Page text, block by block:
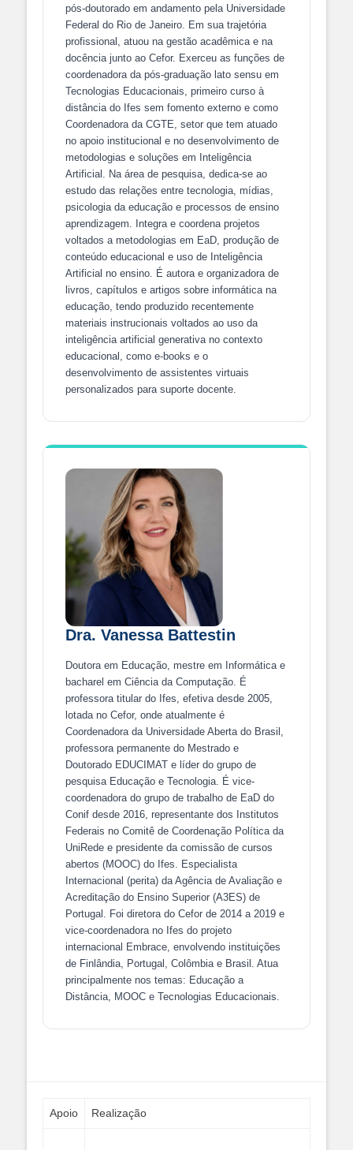
pós-doutorado em andamento pela Universidade
Federal do Rio de Janeiro. Em sua trajetória
profissional, atuou na gestão acadêmica e na
docência junto ao Cefor. Exerceu as funções de
coordenadora da pós-graduação lato sensu em
Tecnologias Educacionais, primeiro curso à
distância do Ifes sem fomento externo e como
Coordenadora da CGTE, setor que tem atuado
no apoio institucional e no desenvolvimento de
metodologias e soluções em Inteligência
Artificial. Na área de pesquisa, dedica-se ao
estudo das relações entre tecnologia, mídias,
psicologia da educação e processos de ensino
aprendizagem. Integra e coordena projetos
voltados a metodologias em EaD, produção de
conteúdo educacional e uso de Inteligência
Artificial no ensino. É autora e organizadora de
livros, capítulos e artigos sobre informática na
educação, tendo produzido recentemente
materiais instrucionais voltados ao uso da
inteligência artificial generativa no contexto
educacional, como e-books e o
desenvolvimento de assistentes virtuais
personalizados para suporte docente.
Dra. Vanessa Battestin
Doutora em Educação, mestre em Informática e
bacharel em Ciência da Computação. É
professora titular do Ifes, efetiva desde 2005,
lotada no Cefor, onde atualmente é
Coordenadora da Universidade Aberta do Brasil,
professora permanente do Mestrado e
Doutorado EDUCIMAT e líder do grupo de
pesquisa Educação e Tecnologia. É vice-
coordenadora do grupo de trabalho de EaD do
Conif desde 2016, representante dos Institutos
Federais no Comitê de Coordenação Política da
UniRede e presidente da comissão de cursos
abertos (MOOC) do Ifes. Especialista
Internacional (perita) da Agência de Avaliação e
Acreditação do Ensino Superior (A3ES) de
Portugal. Foi diretora do Cefor de 2014 a 2019 e
vice-coordenadora no Ifes do projeto
internacional Embrace, envolvendo instituições
de Finlândia, Portugal, Colômbia e Brasil. Atua
principalmente nos temas: Educação a
Distância, MOOC e Tecnologias Educacionais.
Apoio Realização